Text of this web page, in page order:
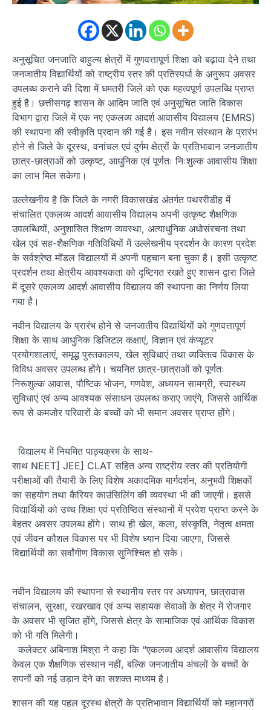
अनुसूचित जनजाति बाहुल्य क्षेत्रों में गुणवत्तापूर्ण शिक्षा को बढ़ावा देने तथा
जनजातीय विद्यार्थियों को राष्ट्रीय स्तर की प्रतिस्पर्धा के अनुरूप अवसर
उपलब्ध कराने की दिशा में धमतरी जिले को एक महत्वपूर्ण उपलब्धि प्राप्त
हुई है। छत्तीसगढ़ शासन के आदिम जाति एवं अनुसूचित जाति विकास
विभाग द्वारा जिले में एक नए एकलव्य आदर्श आवासीय विद्यालय (EMRS)
की स्थापना की स्वीकृति प्रदान की गई है। इस नवीन संस्थान के प्रारंभ
होने से जिले के दूरस्थ, वनांचल एवं दुर्गम क्षेत्रों के प्रतिभावान जनजातीय
छात्र-छात्राओं को उत्कृष्ट, आधुनिक एवं पूर्णतः निःशुल्क आवासीय शिक्षा
का लाभ मिल सकेगा।
उल्लेखनीय है कि जिले के नगरी विकासखंड अंतर्गत पथररीडीह में
संचालित एकलव्य आदर्श आवासीय विद्यालय अपनी उत्कृष्ट शैक्षणिक
उपलब्धियों, अनुशासित शिक्षण व्यवस्था, अत्याधुनिक अधोसंरचना तथा
खेल एवं सह-शैक्षणिक गतिविधियों में उल्लेखनीय प्रदर्शन के कारण प्रदेश
के सर्वश्रेष्ठ मॉडल विद्यालयों में अपनी पहचान बना चुका है। इसी उत्कृष्ट
प्रदर्शन तथा क्षेत्रीय आवश्यकता को दृष्टिगत रखते हुए शासन द्वारा जिले
में दूसरे एकलव्य आदर्श आवासीय विद्यालय की स्थापना का निर्णय लिया
गया है।
नवीन विद्यालय के प्रारंभ होने से जनजातीय विद्यार्थियों को गुणवत्तापूर्ण
शिक्षा के साथ आधुनिक डिजिटल कक्षाएं, विज्ञान एवं कंप्यूटर
प्रयोगशालाएं, समृद्ध पुस्तकालय, खेल सुविधाएं तथा व्यक्तित्व विकास के
विविध अवसर उपलब्ध होंगे। चयनित छात्र-छात्राओं को पूर्णतः
निरूशुल्क आवास, पौष्टिक भोजन, गणवेश, अध्ययन सामग्री, स्वास्थ्य
सुविधाएं एवं अन्य आवश्यक संसाधन उपलब्ध कराए जाएंगे, जिससे आर्थिक
रूप से कमजोर परिवारों के बच्चों को भी समान अवसर प्राप्त होंगे।
विद्यालय में नियमित पाठ्यक्रम के साथ-
साथ NEET] JEE] CLAT सहित अन्य राष्ट्रीय स्तर की प्रतियोगी
परीक्षाओं की तैयारी के लिए विशेष अकादमिक मार्गदर्शन, अनुभवी शिक्षकों
का सहयोग तथा कैरियर काउंसिलिंग की व्यवस्था भी की जाएगी। इससे
विद्यार्थियों को उच्च शिक्षा एवं प्रतिष्ठित संस्थानों में प्रवेश प्राप्त करने के
बेहतर अवसर उपलब्ध होंगे। साथ ही खेल, कला, संस्कृति, नेतृत्व क्षमता
एवं जीवन कौशल विकास पर भी विशेष ध्यान दिया जाएगा, जिससे
विद्यार्थियों का सर्वांगीण विकास सुनिश्चित हो सके।
नवीन विद्यालय की स्थापना से स्थानीय स्तर पर अध्यापन, छात्रावास
संचालन, सुरक्षा, रखरखाव एवं अन्य सहायक सेवाओं के क्षेत्र में रोजगार
के अवसर भी सृजित होंगे, जिससे क्षेत्र के सामाजिक एवं आर्थिक विकास
को भी गति मिलेगी।
कलेक्टर अबिनाश मिश्रा ने कहा कि “एकलव्य आदर्श आवासीय विद्यालय
केवल एक शैक्षणिक संस्थान नहीं, बल्कि जनजातीय अंचलों के बच्चों के
सपनों को नई उड़ान देने का सशक्त माध्यम है।
शासन की यह पहल दूरस्थ क्षेत्रों के प्रतिभावान विद्यार्थियों को महानगरों